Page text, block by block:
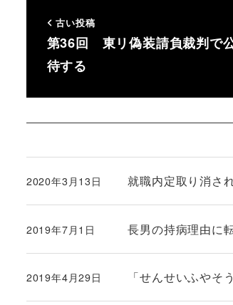
古い投稿
第36回 東リ偽装請負裁判で
待する
就職内定取り消さ
投稿日
2020年3月13日
長男の持病理由に
投稿日
2019年7月1日
「せんせいふや
投稿日
2019年4月29日